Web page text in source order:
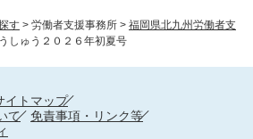
す > 労働者支援事務所 > 福岡県北九州労働者支
しゅう２０２６年初夏号
イトマップ
て
免責事項・リンク等